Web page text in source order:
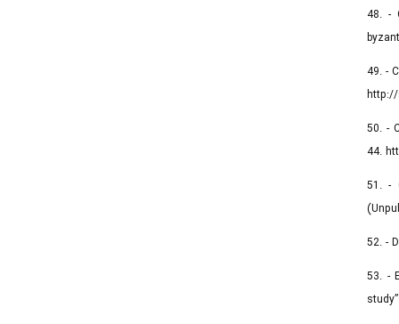
48. -
49. -
http://
50. -
44.
51. -
52. -
53. -